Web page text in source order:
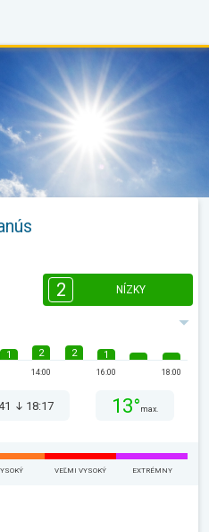
2 NÍZKY
1 2
14:00
2 1
16:00 18:00
18:17 13° max.
VEĽMI VYSOKÝ EXTRÉMNY